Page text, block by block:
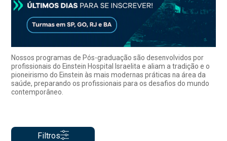
Nossos programas de Pós-graduação são desenvolvidos por
profissionais do Einstein Hospital Israelita e aliam a tradição e o
pioneirismo do Einstein às mais modernas práticas na área da
saúde, preparando os profissionais para os desafios do mundo
contemporâneo.
Filtros